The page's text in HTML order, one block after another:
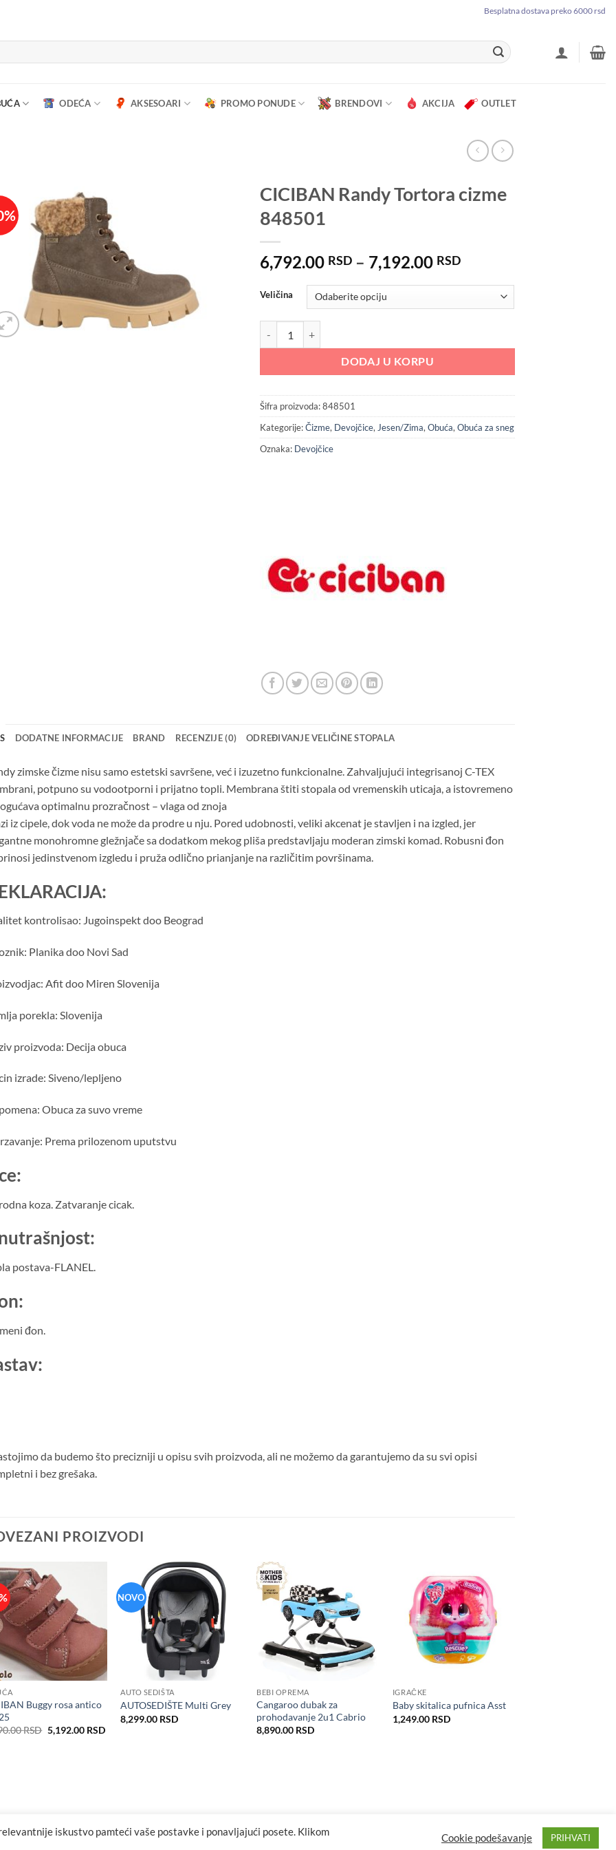
Besplatna dostava preko 6000 rsd
ODEĆA AKSESOARI PROMO PONUDE BRENDOVI AKCIJA OUTLET
CICIBAN Randy Tortora cizme
848501
6,792.00 RSD – 7,192.00 RSDRaspon
6,792.00 RSD
7,192.00 RSD
Veličina
DODAJ U KORPU
Šifra proizvoda:848501
Kategorije:Čizme, Devojčice, Jesen/Zima,Obuća,Obuća za sneg
Oznaka: Devojčice
DODATNE INFORMACIJE BRAND RECENZIJE (0) ODREĐIVANJE VELIČINE STOPALA
zimske čizme nisu samo estetski savršene, već i izuzetno funkcionalne. Zahvaljujući integrisanoj C-TEX
potpuno su vodootporni i prijatno topli. Membrana štiti stopala od vremenskih uticaja, a istovremeno
optimalnu prozračnost – vlaga od znoja
iz cipele, dok voda ne može da prodre u nju. Pored udobnosti, veliki akcenat je stavljen i na izgled, jer
monohromne gležnjače sa dodatkom mekog pliša predstavljaju moderan zimski komad. Robusni đon
jedinstvenom izgledu i pruža odlično prianjanje na različitim površinama.
kontrolisao: Jugoinspekt doo Beograd
Planika doo Novi Sad
Afit doo Miren Slovenija
porekla: Slovenija
proizvoda: Decija obuca
izrade: Siveno/lepljeno
Obuca za suvo vreme
Prema prilozenom uputstvu
koza. Zatvaranje cicak.
postava-FLANEL.
đon.
da budemo što precizniji u opisu svih proizvoda, ali ne možemo da garantujemo da su svi opisi
i bez grešaka.
PROIZVODI
Buggy rosa antico
RSD Originalna
cena
5,192.00 RSDTrenutna
NOVO
AUTO SEDIŠTA
AUTOSEDIŠTE Multi Grey
8,299.00 RSD
BEBI OPREMA
Cangaroo dubak za
prohodavanje 2u1 Cabrio
8,890.00 RSD
IGRAČKE
Baby skitalica pufnica Asst
1,249.00 RSD
Visa MasterCard
Cash
Maestro MasterCard
Visa
Visa
iskustvo pamteći vaše postavke i ponavljajući posete. Klikom
Cookie podešavanje PRIHVATI